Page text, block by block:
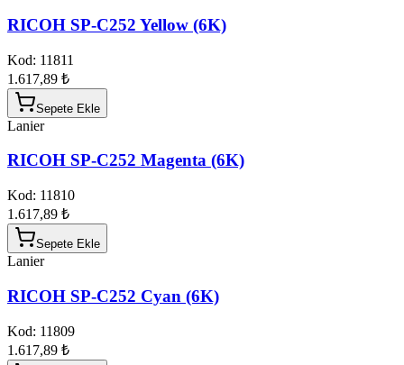
RICOH SP-C252 Yellow (6K)
Kod: 11811
1.617,89 ₺
Sepete Ekle
Lanier
RICOH SP-C252 Magenta (6K)
Kod: 11810
1.617,89 ₺
Sepete Ekle
Lanier
RICOH SP-C252 Cyan (6K)
Kod: 11809
1.617,89 ₺